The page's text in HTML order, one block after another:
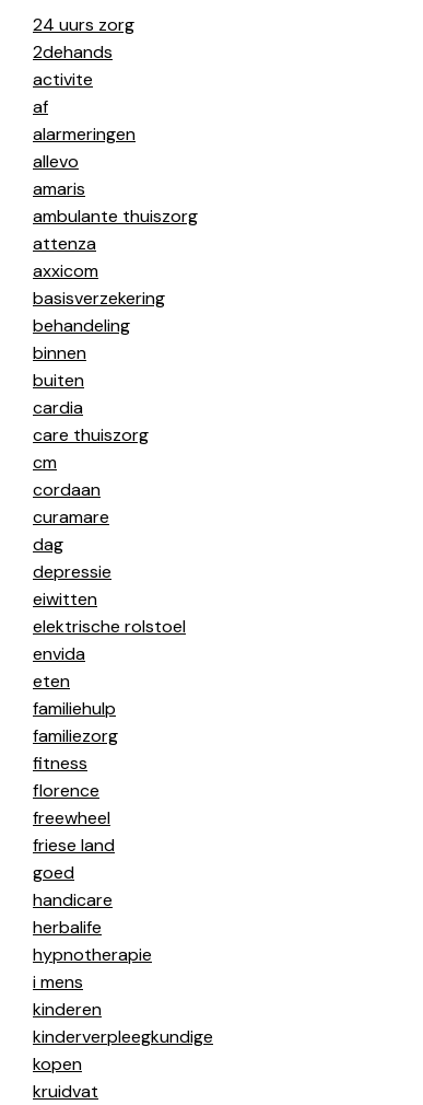
24 uurs zorg
2dehands
activite
af
alarmeringen
allevo
amaris
ambulante thuiszorg
attenza
axxicom
basisverzekering
behandeling
binnen
buiten
cardia
care thuiszorg
cm
cordaan
curamare
dag
depressie
eiwitten
elektrische rolstoel
envida
eten
familiehulp
familiezorg
fitness
florence
freewheel
friese land
goed
handicare
herbalife
hypnotherapie
i mens
kinderen
kinderverpleegkundige
kopen
kruidvat